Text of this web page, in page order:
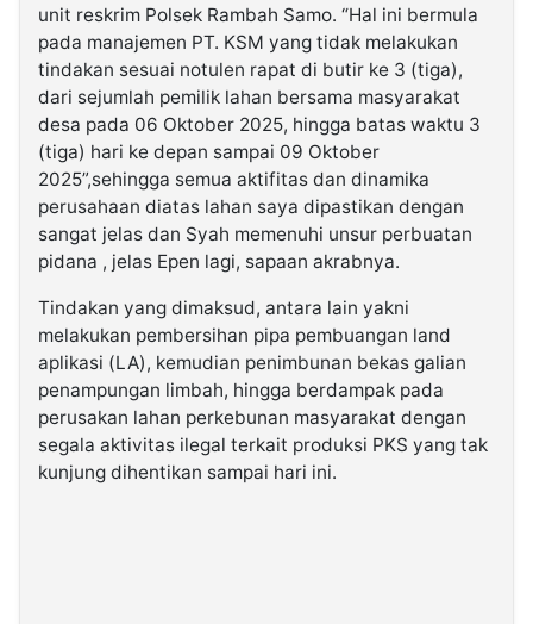
unit reskrim Polsek Rambah Samo. “Hal ini bermula
pada manajemen PT. KSM yang tidak melakukan
tindakan sesuai notulen rapat di butir ke 3 (tiga),
dari sejumlah pemilik lahan bersama masyarakat
desa pada 06 Oktober 2025, hingga batas waktu 3
(tiga) hari ke depan sampai 09 Oktober
2025”,sehingga semua aktifitas dan dinamika
perusahaan diatas lahan saya dipastikan dengan
sangat jelas dan Syah memenuhi unsur perbuatan
pidana , jelas Epen lagi, sapaan akrabnya.
Tindakan yang dimaksud, antara lain yakni
melakukan pembersihan pipa pembuangan land
aplikasi (LA), kemudian penimbunan bekas galian
penampungan limbah, hingga berdampak pada
perusakan lahan perkebunan masyarakat dengan
segala aktivitas ilegal terkait produksi PKS yang tak
kunjung dihentikan sampai hari ini.